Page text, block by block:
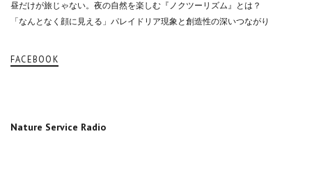
昼だけが旅じゃない。夜の自然を楽しむ『ノクツーリズム』とは？
「なんとなく顔に見える」パレイドリア現象と創造性の深いつながり
FACEBOOK
Nature Service Radio